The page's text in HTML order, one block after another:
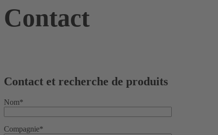
Contact
Contact et recherche de produits
Nom*
Compagnie*